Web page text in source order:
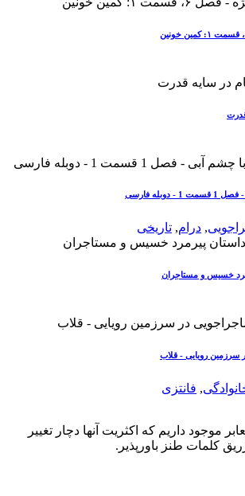
قدرت
فارسی
, درام, تاریخی
خسیس و مستاجران
سرزمین رویایی - قلاب
, فانتزی
موجود داریم که اکثریت آنها دچار تغییر
کلمات طنز باورپذیر.